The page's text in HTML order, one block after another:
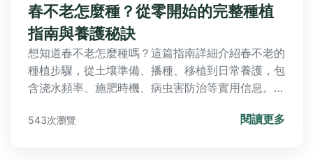
春不老怎麼種？從零開始的完整種植
指南與養護秘訣
想知道春不老怎麼種嗎？這篇指南詳細介紹春不老的
種植步驟，從土壤準備、播種、移植到日常養護，包
含浇水頻率、施肥時機、病虫害防治等實用信息。作
誤，成功種出健康的春不老植物。內容涵盖所有潛在
543次瀏覽 閱讀更多